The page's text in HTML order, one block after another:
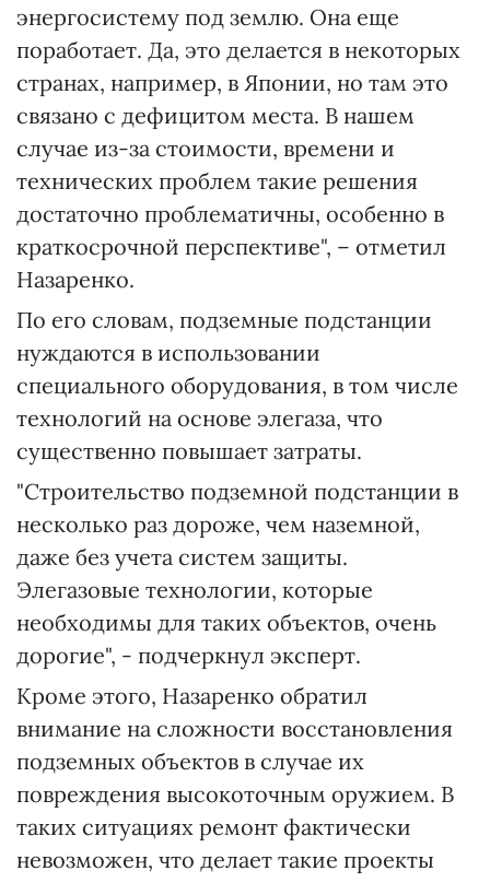
энергосистему под землю. Она еще
поработает. Да, это делается в некоторых
странах, например, в Японии, но там это
связано с дефицитом места. В нашем
случае из-за стоимости, времени и
технических проблем такие решения
достаточно проблематичны, особенно в
краткосрочной перспективе", – отметил
Назаренко.
По его словам, подземные подстанции
нуждаются в использовании
специального оборудования, в том числе
технологий на основе элегаза, что
существенно повышает затраты.
"Строительство подземной подстанции в
несколько раз дороже, чем наземной,
даже без учета систем защиты.
Элегазовые технологии, которые
необходимы для таких объектов, очень
дорогие", - подчеркнул эксперт.
Кроме этого, Назаренко обратил
внимание на сложности восстановления
подземных объектов в случае их
повреждения высокоточным оружием. В
таких ситуациях ремонт фактически
невозможен, что делает такие проекты